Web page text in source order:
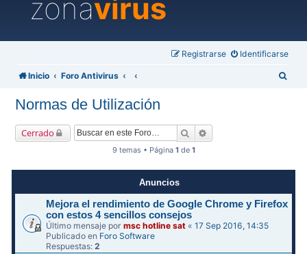
zonavirus
Identificarse
Registrarse
Inicio Foro Antivirus
Normas de Utilización
Cerrado Buscar
9 temas • Página 1 de 1
Anuncios
Mejora el rendimiento de Google Chrome y Firefox
con estos 4 sencillos consejos
Último mensaje pormsc hotline sat «17 Sep 2016, 14:35
Publicado en Foro Software
Respuestas:2